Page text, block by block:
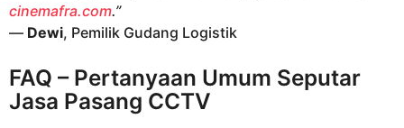
cinemafra.com.”
— Dewi, Pemilik Gudang Logistik
FAQ – Pertanyaan Umum Seputar
Jasa Pasang CCTV